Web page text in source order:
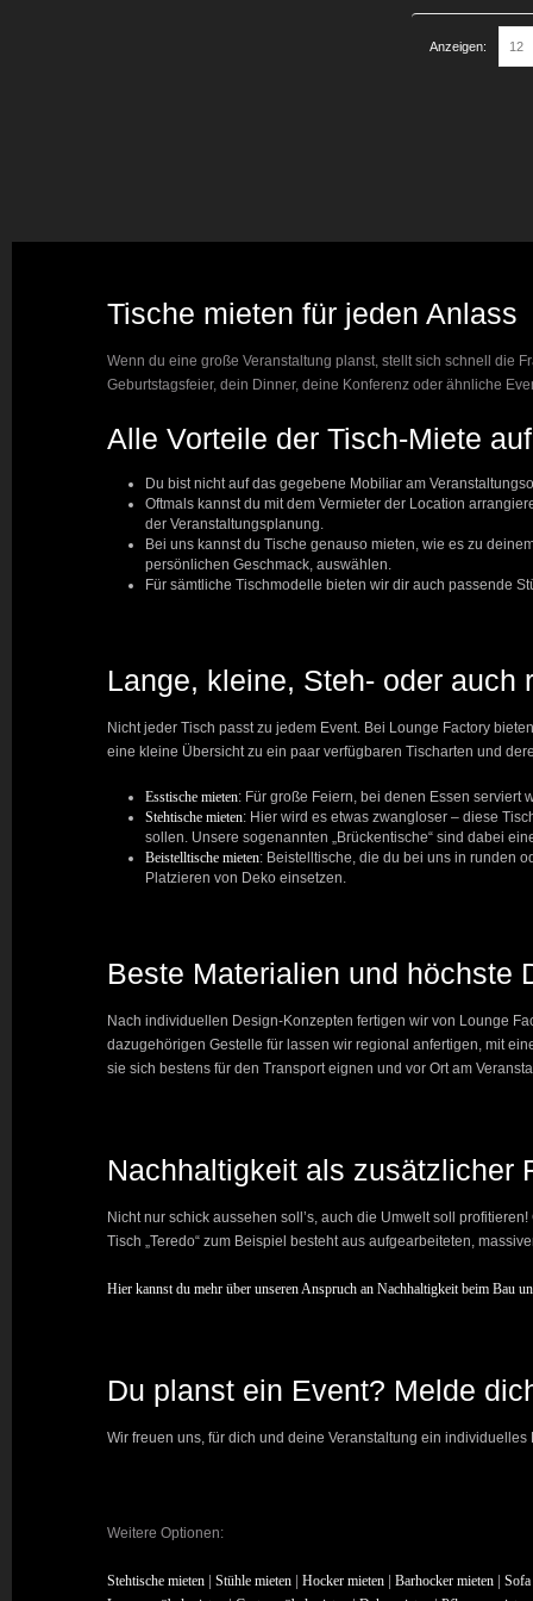
Anzeigen:
Tische mieten für jeden Anlass
Wenn du eine große Veranstaltung planst, stellt sich schnell die
Geburtstagsfeier, dein Dinner, deine Konferenz oder ähnliche
Alle Vorteile der Tisch-Miete
Du bist nicht auf das gegebene Mobiliar am
Oftmals kannst du mit dem Vermieter der Location
der Veranstaltungsplanung.
Bei uns kannst du Tische genauso mieten, wie es zu
persönlichen Geschmack, auswählen.
Für sämtliche Tischmodelle bieten wir dir auch passende
Lange, kleine, Steh- oder auch
Nicht jeder Tisch passt zu jedem Event. Bei Lounge Factory
eine kleine Übersicht zu ein paar verfügbaren Tischarten und
Esstische mieten: Für große Feiern, bei denen Essen
Stehtische mieten: Hier wird es etwas zwangloser – diese
sollen. Unsere sogenannten „Brückentische“ sind dabei
Beistelltische mieten: Beistelltische, die du bei uns in runden
Platzieren von Deko einsetzen.
Beste Materialien und höchste
Nach individuellen Design-Konzepten fertigen wir von Lounge
dazugehörigen Gestelle für lassen wir regional anfertigen, mit
sie sich bestens für den Transport eignen und vor Ort am
Nachhaltigkeit als zusätzlicher
Nicht nur schick aussehen soll’s, auch die Umwelt soll
Tisch „Teredo“ zum Beispiel besteht aus aufgearbeiteten,
Hier kannst du mehr über unseren Anspruch an Nachhaltigkeit beim Bau
Du planst ein Event? Melde
Wir freuen uns, für dich und deine Veranstaltung ein
Weitere Optionen:
Stehtische mieten Stühle mieten Hocker mieten Barhocker mieten
Sofa